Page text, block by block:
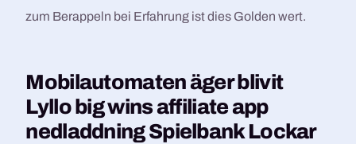
zum Berappeln bei Erfahrung ist dies Golden wert.
Mobilautomaten äger blivit
Lyllo big wins affiliate app
nedladdning Spielbank Lockar